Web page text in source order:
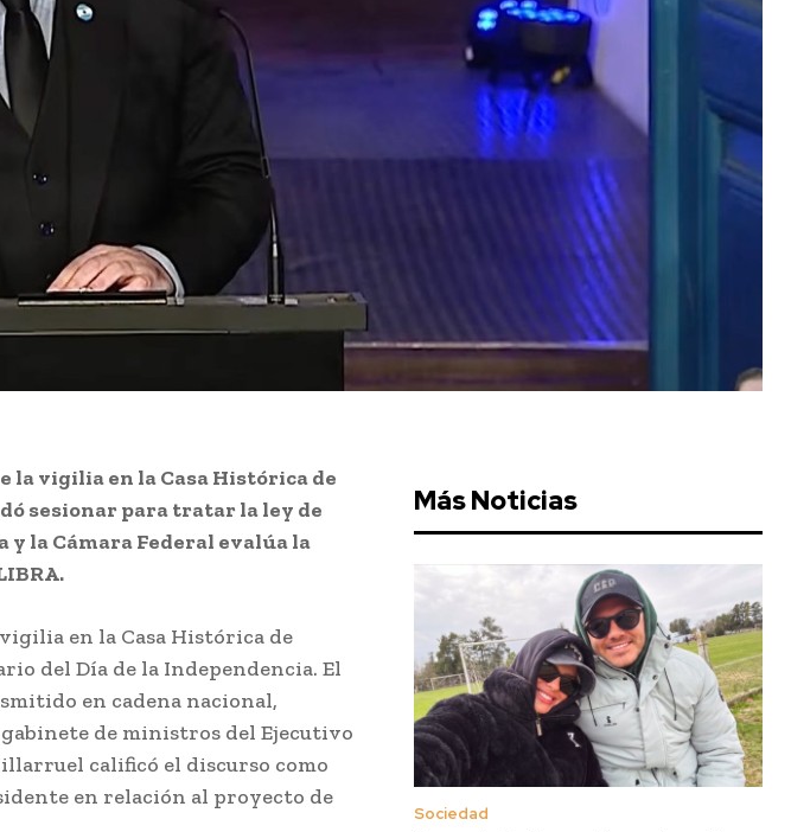
vigilia en la Casa Histórica de
sesionar para tratar la ley de
la Cámara Federal evalúa la
en la Casa Histórica de
del Día de la Independencia. El
en cadena nacional,
de ministros del Ejecutivo
calificó el discurso como
en relación al proyecto de
Más Noticias
Sociedad